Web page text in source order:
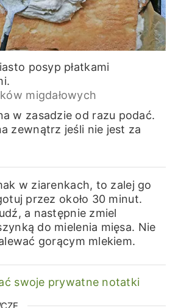
posyp płatkami
migdałowych
w zasadzie od razu podać.
zewnątrz jeśli nie jest za
w ziarenkach, to zalej go
przez około 30 minut.
a następnie zmiel
do mielenia mięsa. Nie
gorącym mlekiem.
swoje prywatne notatki